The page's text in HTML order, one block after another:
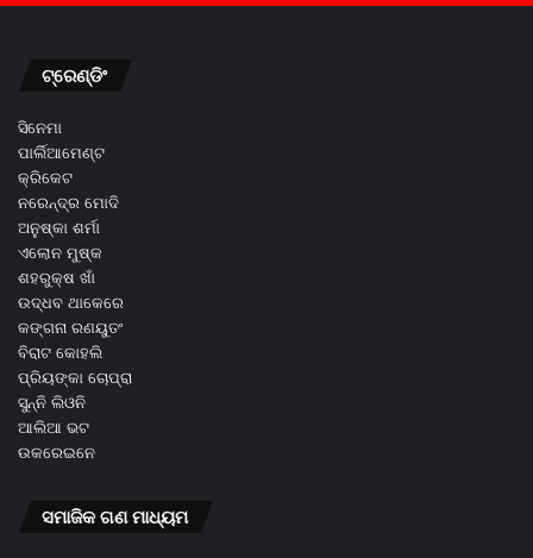
ଟ୍ରେଣ୍ଡିଂ
ସିନେମା
ପାର୍ଲିଆମେଣ୍ଟ
କ୍ରିକେଟ
ନରେନ୍ଦ୍ର ମୋଦି
ଅନୁଷ୍କା ଶର୍ମା
ଏଲୋନ ମୁଷ୍କ
ଶହରୁକ୍ଷ ଖାଁ
ଉଦ୍ଧବ ଥାକେରେ
କଙ୍ଗନା ରଣୟୁତଂ
ବିରାଟ କୋହଲି
ପ୍ରିୟଙ୍କା ଚୋପ୍ରା
ସୁନ୍ନି ଲିଓନି
ଆଲିଆ ଭଟ
ଉକରେଇନେ
ସମାଜିକ ଗଣ ମାଧ୍ୟମ